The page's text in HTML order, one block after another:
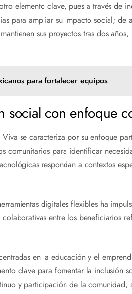
elemento clave, pues a través de
para ampliar su impacto social; de
sus proyectos tras dos
para fortalecer equipos
social con enfoque
se caracteriza por su enfoque
comunitarios para identificar
respondan a contextos
digitales flexibles ha
entre los beneficiarios
en la educación y el
clave para fomentar la inclusión
y participación de la comunidad,